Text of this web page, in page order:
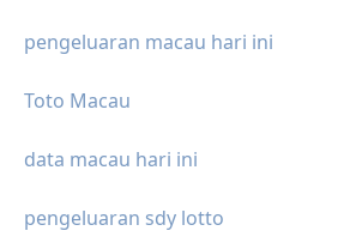
pengeluaran macau hari ini
Toto Macau
data macau hari ini
pengeluaran sdy lotto